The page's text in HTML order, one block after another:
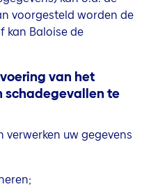
voorgesteld worden de
kan Baloise de
van het
schadegevallen te
verwerken uw gegevens